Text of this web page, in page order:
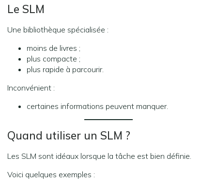
Le SLM
Une bibliothèque spécialisée :
moins de livres ;
plus compacte ;
plus rapide à parcourir.
Inconvénient :
certaines informations peuvent manquer.
Quand utiliser un SLM ?
Les SLM sont idéaux lorsque la tâche est bien définie.
Voici quelques exemples :